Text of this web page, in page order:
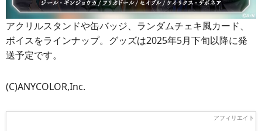
アクリルスタンドや缶バッジ、ランダムチェキ風カード、
ボイスをラインナップ。グッズは2025年5月下旬以降に発
送予定です。
(C)ANYCOLOR,Inc.